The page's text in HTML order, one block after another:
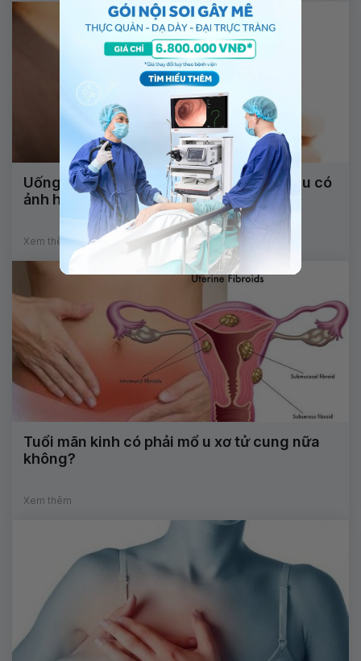
Uống thuốc tránh thai hàng ngày quá liều có
ảnh hưởng đến thai nhi không?
Xem thêm
Tuổi mãn kinh có phải mổ u xơ tử cung nữa
không?
Xem thêm